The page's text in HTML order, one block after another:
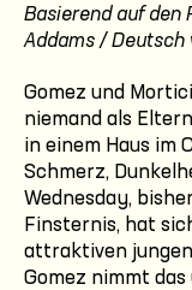
Basierend auf den
Addams / Deutsch
Gomez und
niemand als
in einem Haus im
Schmerz,
Wednesday,
Finsternis, hat
attraktiven
Gomez nimmt